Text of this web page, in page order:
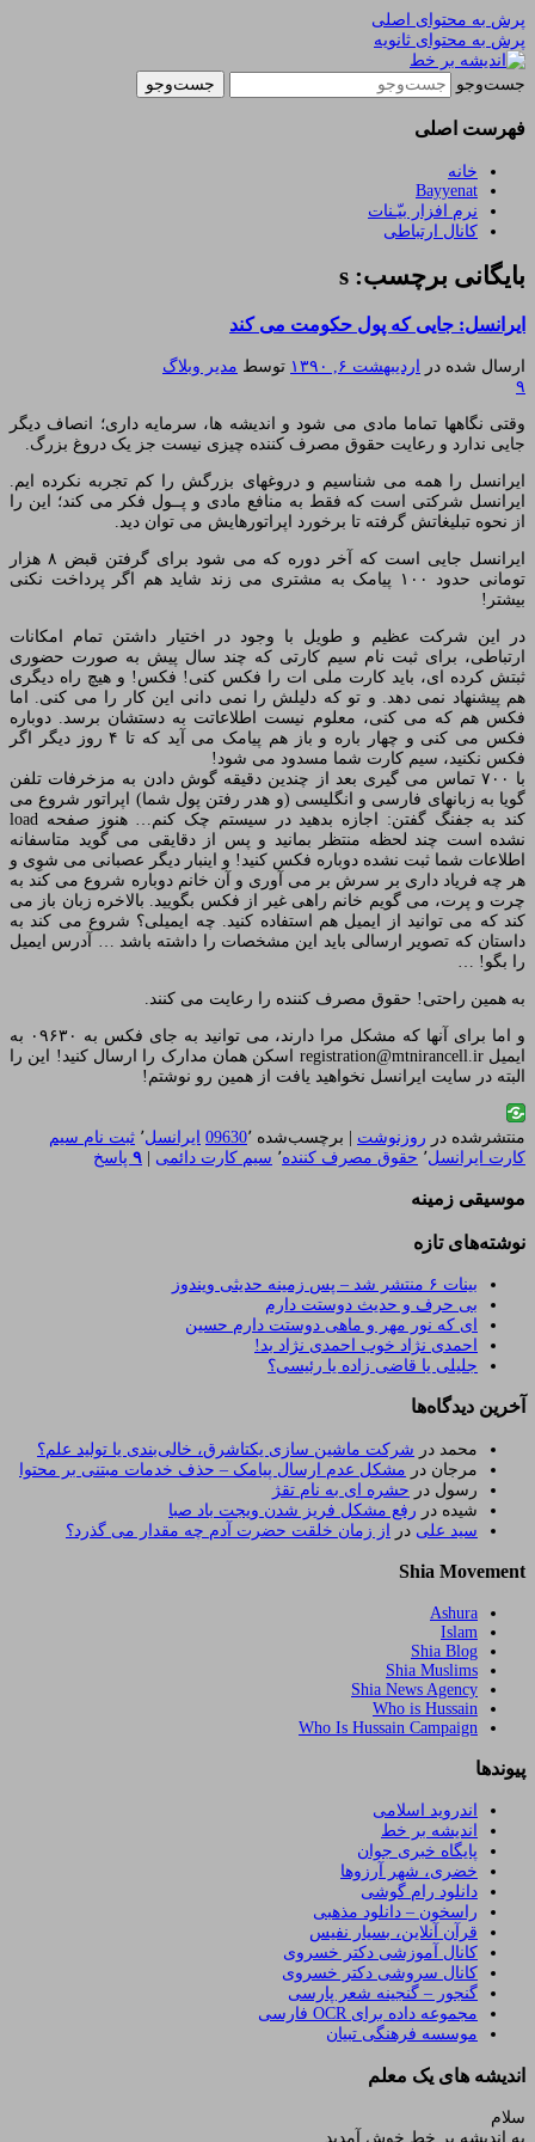
پرش به محتوای اصلی
پرش به محتوای ثانویه
اندیشه بر خط
یادداشتهای یک معلم در باب زندگی، اخلاق، اخبار،
علم و سیاست
جست‌وجو
فهرست اصلی
خانه
Bayyenat
نرم افزار بیّـنات
کانال ارتباطی
بایگانی برچسب: s
ایرانسل: جایی که پول حکومت می کند
ارسال شده در اردیبهشت ۶, ۱۳۹۰ توسط مدیر وبلاگ
۹
وقتی نگاهها تماما مادی می شود و اندیشه ها، سرمایه داری؛ انصاف دیگر
جایی ندارد و رعایت حقوق مصرف کننده چیزی نیست جز یک دروغ بزرگ.
ایرانسل را همه می شناسیم و دروغهای بزرگش را کم تجربه نکرده ایم.
ایرانسل شرکتی است که فقط به منافع مادی و پــول فکر می کند؛ این را
از نحوه تبلیغاتش گرفته تا برخورد اپراتورهایش می توان دید.
ایرانسل جایی است که آخر دوره که می شود برای گرفتن قبض ۸ هزار
تومانی حدود ۱۰۰ پیامک به مشتری می زند شاید هم اگر پرداخت نکنی
بیشتر!
در این شرکت عظیم و طویل با وجود در اختیار داشتن تمام امکانات
ارتباطی، برای ثبت نام سیم کارتی که چند سال پیش به صورت حضوری
ثبتش کرده ای، باید کارت ملی ات را فکس کنی! فکس! و هیچ راه دیگری
هم پیشنهاد نمی دهد. و تو که دلیلش را نمی دانی این کار را می کنی. اما
فکس هم که می کنی، معلوم نیست اطلاعاتت به دستشان برسد. دوباره
فکس می کنی و چهار باره و باز هم پیامک می آید که تا ۴ روز دیگر اگر
فکس نکنید، سیم کارت شما مسدود می شود!
با ۷۰۰ تماس می گیری بعد از چندین دقیقه گوش دادن به مزخرفات تلفن
گویا به زبانهای فارسی و انگلیسی (و هدر رفتن پول شما) اپراتور شروع می
کند به جفنگ گفتن: اجازه بدهید در سیستم چک کنم… هنوز صفحه load
نشده است چند لحظه منتظر بمانید و پس از دقایقی می گوید متاسفانه
اطلاعات شما ثبت نشده دوباره فکس کنید! و اینبار دیگر عصبانی می شوِی و
هر چه فریاد داری بر سرش بر می آوری و آن خانم دوباره شروع می کند به
چرت و پرت، می گویم خانم راهی غیر از فکس بگویید. بالاخره زبان باز می
کند که می توانید از ایمیل هم استفاده کنید. چه ایمیلی؟ شروع می کند به
داستان که تصویر ارسالی باید این مشخصات را داشته باشد … آدرس ایمیل
را بگو! …
به همین راحتی! حقوق مصرف کننده را رعایت می کنند.
و اما برای آنها که مشکل مرا دارند، می توانید به جای فکس به ۰۹۶۳۰ به
ایمیل registration@mtnirancell.ir اسکن همان مدارک را ارسال کنید! این را
البته در سایت ایرانسل نخواهید یافت از همین رو نوشتم!
منتشرشده در روزنوشت برچسب‌شده 09630٬ ایرانسل٬ ثبت نام سیم
کارت ایرانسل٬ حقوق مصرف کننده٬ سیم کارت دائمی ۹ پاسخ
موسیقی زمینه
نوشته‌های تازه
بینات ۶ منتشر شد – پس زمینه حدیثی ویندوز
بی حرف و حدیث دوستت دارم
ای که نور مهر و ماهی دوستت دارم حسین
احمدی نژاد خوب احمدی نژاد بد!
جلیلی یا قاضی زاده یا رئیسی؟
آخرین دیدگاه‌ها
محمد در شرکت ماشین سازی یکتاشرق، خالی‌بندی یا تولید علم؟
مرجان در مشکل عدم ارسال پیامک – حذف خدمات مبتنی بر محتوا
رسول در حشره ای به نام تقژ
شیده در رفع مشکل فریز شدن ویجت باد صبا
سید علی در از زمان خلقت حضرت آدم چه مقدار می گذرد؟
Shia Movement
Ashura
Islam
Shia Blog
Shia Muslims
Shia News Agency
Who is Hussain
Who Is Hussain Campaign
پیوندها
اندروید اسلامی
اندیشه بر خط
پایگاه خبری جوان
خضری، شهر آرزوها
دانلود رام گوشی
راسخون – دانلود مذهبی
قرآن آنلاین، بسیار نفیس
کانال آموزشی دکتر خسروی
کانال سروشی دکتر خسروی
گنجور – گنجینه شعر پارسی
مجموعه داده برای OCR فارسی
موسسه فرهنگی تبیان
اندیشه های یک معلم
سلام
به اندیشه بر خط خوش آمدید.